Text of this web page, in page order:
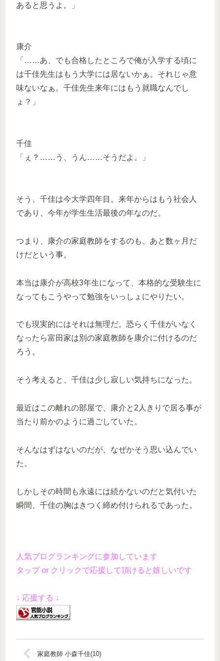
あると思うよ。」
康介
「……あ、でも合格したところで俺が入学する頃に
は千佳先生はもう大学には居ないかぁ。それじゃ意
味ないなぁ。千佳先生来年にはもう就職なんでし
ょ？」
千佳
「ぇ？……う、うん……そうだよ。」
そう、千佳は今大学四年目。来年からはもう社会人
であり、今年が学生生活最後の年なのだ。
つまり、康介の家庭教師をするのも、あと数ヶ月だ
けだという事。
本当は康介が高校3年生になって、本格的な受験生に
なってもこうやって勉強をいっしょにやりたい。
でも現実的にはそれは無理だ。恐らく千佳がいなく
なったら富田家は別の家庭教師を康介に付けるのだ
ろう。
そう考えると、千佳は少し寂しい気持ちになった。
最近はこの離れの部屋で、康介と2人きりで居る事が
当たり前かのように過ごしていた。
そんなはずはないのだが、なぜかそう思い込んでい
た。
しかしその時間も永遠には続かないのだと気付いた
瞬間、千佳の胸はきつく締め付けられるであった。
人気ブログランキングに参加しています
タップ or クリックで応援して頂けると嬉しいです
↓ 応援する ↓
家庭教師 小森千佳(10)